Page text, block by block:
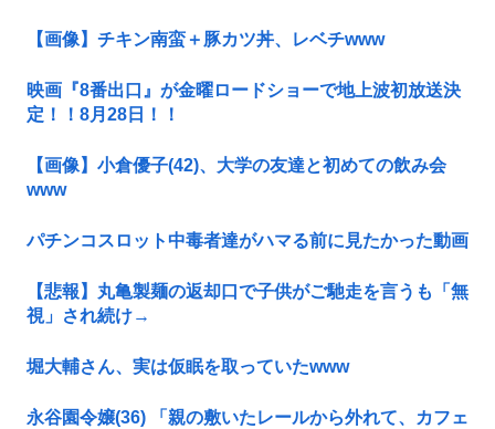
【画像】チキン南蛮＋豚カツ丼、レベチwww
映画『8番出口』が金曜ロードショーで地上波初放送決
定！！8月28日！！
【画像】小倉優子(42)、大学の友達と初めての飲み会
www
パチンコスロット中毒者達がハマる前に見たかった動画
【悲報】丸亀製麺の返却口で子供がご馳走を言うも「無
視」され続け→
堀大輔さん、実は仮眠を取っていたwww
永谷園令嬢(36) 「親の敷いたレールから外れて、カフェ